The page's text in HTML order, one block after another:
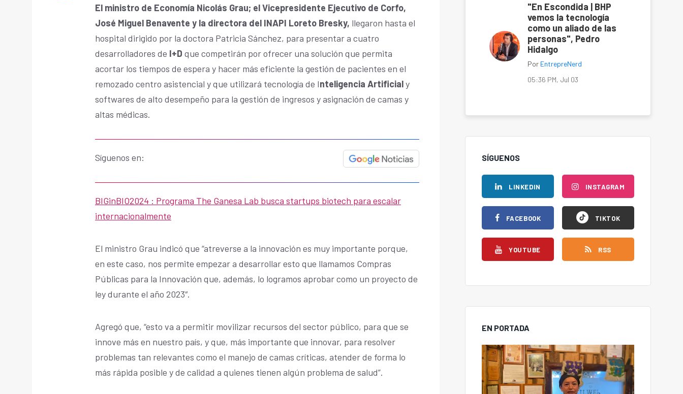
El ministro de Economía Nicolás Grau; el Vicepresidente Ejecutivo de Corfo,
José Miguel Benavente y la directora del INAPI Loreto Bresky, llegaron hasta el
hospital dirigido por la doctora Patricia Sánchez, para presentar a cuatro
desarrolladores de I+D que competirán por ofrecer una solución que permita
acortar los tiempos de espera y hacer más eficiente la gestión de pacientes en el
remozado centro asistencial y que utilizará tecnología de Inteligencia Artificialy
softwares de alto desempeño para la gestión de ingresos y asignación de camas y
altas médicas.
Síguenos en:
BIGinBIO2024 : Programa The Ganesa Lab busca startups biotech para escalar
internacionalmente
El ministro Grau indicó que “atreverse a la innovación es muy importante porque,
en este caso, nos permite empezar a desarrollar esto que llamamos Compras
Públicas para la Innovación que, además, lo logramos aprobar como un proyecto de
ley durante el año 2023″.
Agregó que, “esto va a permitir movilizar recursos del sector público, para que se
innove más en nuestro país, y que, más importante que innovar, para resolver
problemas tan relevantes como el manejo de camas críticas, atender de forma lo
más rápida posible y de calidad a quienes tienen algún problema de salud”.
"En Escondida | BHP
vemos la tecnología
como un aliado de las
personas", Pedro
Hidalgo
Por EntrepreNerd
05:36 PM, Jul 03
SÍGUENOS
LINKEDIN
FACEBOOK
YOUTUBE
INSTAGRAM
TIKTOK
RSS
EN PORTADA